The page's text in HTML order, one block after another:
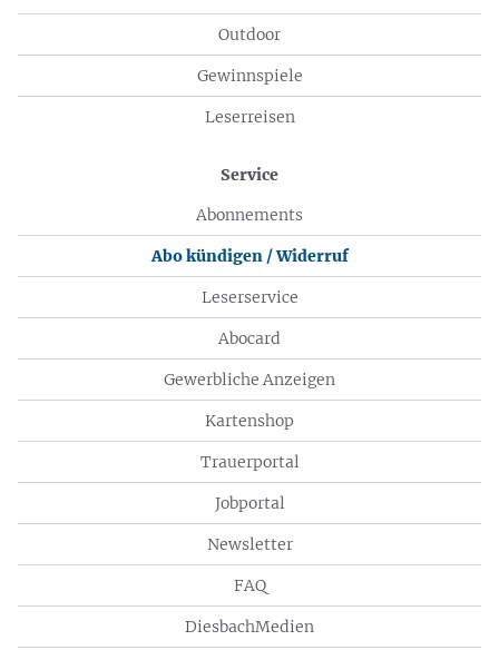
Outdoor
Gewinnspiele
Leserreisen
Service
Abonnements
Abo kündigen / Widerruf
Leserservice
Abocard
Gewerbliche Anzeigen
Kartenshop
Trauerportal
Jobportal
Newsletter
FAQ
DiesbachMedien